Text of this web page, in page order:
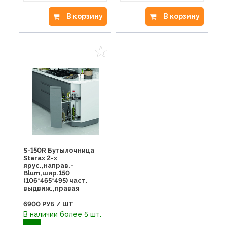
В корзину В корзину
S-150R Бутылочница
Starax 2-х
ярус.,направ.-
Blum,шир.150
(106*465*495) част.
выдвиж.,правая
6900 РУБ / ШТ
В наличии более 5 шт.